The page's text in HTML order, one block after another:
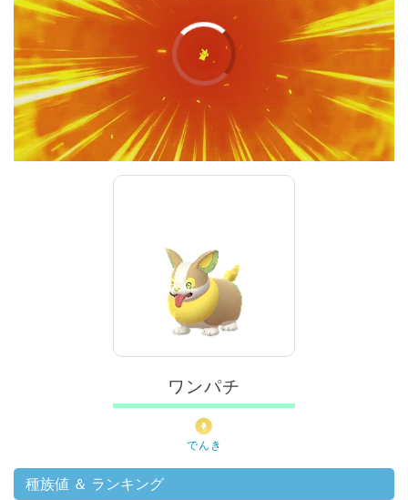
00:00 /01:00
ワンパチ
でんき
種族値 ＆ ランキング